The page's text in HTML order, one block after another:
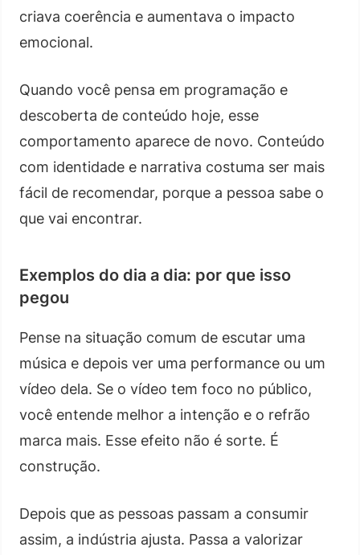
criava coerência e aumentava o impacto
emocional.
Quando você pensa em programação e
descoberta de conteúdo hoje, esse
comportamento aparece de novo. Conteúdo
com identidade e narrativa costuma ser mais
fácil de recomendar, porque a pessoa sabe o
que vai encontrar.
Exemplos do dia a dia: por que isso
pegou
Pense na situação comum de escutar uma
música e depois ver uma performance ou um
vídeo dela. Se o vídeo tem foco no público,
você entende melhor a intenção e o refrão
marca mais. Esse efeito não é sorte. É
construção.
Depois que as pessoas passam a consumir
assim, a indústria ajusta. Passa a valorizar